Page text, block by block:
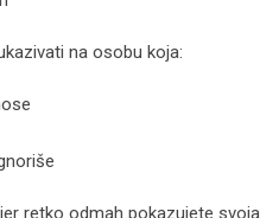
na osobu koja:
retko odmah pokazujete svoja